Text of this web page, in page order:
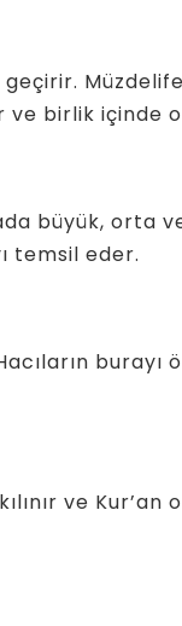
ve birlik içinde
büyük, orta
temsil eder.
burayı
ve Kur’an